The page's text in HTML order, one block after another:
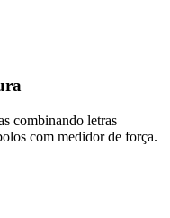
combinando letras
com medidor de força.